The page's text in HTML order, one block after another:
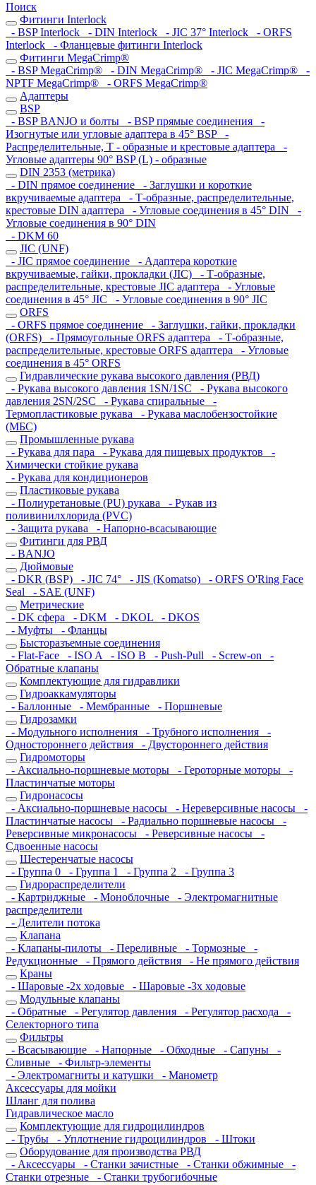
Поиск
Фитинги Interlock
- BSP Interlock
- DIN Interlock - JIC 37° Interlock
- ORFS
Interlock
- Фланцевые фитинги Interlock
Фитинги MegaCrimp®
- BSP MegaCrimp®
- DIN MegaCrimp® - JIC MegaCrimp®
-
NPTF MegaCrimp®
- ORFS MegaCrimp®
Адаптеры
BSP
- BSP BANJO и болты
- BSP прямые соединения
-
Изогнутые или угловые адаптера в 45° BSP
-
Распределительные, Т - образные и крестовые адаптера
-
Угловые адаптеры 90° BSP (L) - образные
DIN 2353 (метрика)
- DIN прямое соединение
- Заглушки и короткие
вкручиваемые адаптера
- Т-образные, распределительные,
крестовые DIN адаптера
- Угловые соединения в 45° DIN
-
Угловые соединения в 90° DIN
- DKM 60
JIC (UNF)
- JIC прямое соединение
- Адаптера короткие
вкручиваемые, гайки, прокладки (JIC)
- Т-образные,
распределительные, крестовые JIC адаптера
- Угловые
соединения в 45° JIC
- Угловые соединения в 90° JIC
ORFS
- ORFS прямое соединение
- Заглушки, гайки, прокладки
(ORFS)
- Прямоугольные ORFS адаптера
- Т-образные,
распределительные, крестовые ORFS адаптера
- Угловые
соединения в 45° ORFS
Гидравлические рукава высокого давления (РВД)
- Рукава высокого давления 1SN/1SC
- Рукава высокого
давления 2SN/2SC
- Рукава спиральные
-
Термопластиковые рукава
- Рукава маслобензостойкие
(МБС)
Промышленные рукава
- Рукава для пара
- Рукава для пищевых продуктов
-
Химически стойкие рукава
- Рукава для кондиционеров
Пластиковые рукава
- Полиуретановые (PU) рукава
- Рукав из
поливинилхлорида (PVC)
- Защита рукава
- Напорно-всасывающие
Фитинги для РВД
- BANJO
Дюймовые
- DKR (BSP)
- JIC 74° - JIS (Komatso)
- ORFS O'Ring Face
Seal
- SAE (UNF)
Метрические
- DK сфера
- DKM - DKOL
- DKOS
- Муфты
- Фланцы
Бысторазъемные соединения
- Flat-Face
- ISO A - ISO B - Push-Pull - Screw-on
-
Обратные клапаны
Комплектующие для гидравлики
Гидроаккамуляторы
- Баллонные
- Мембранные
- Поршневые
Гидрозамки
- Модульного исполнения
- Трубного исполнения
-
Одностороннего действия
- Двустороннего действия
Гидромоторы
- Аксиально-поршневые моторы
- Героторные моторы
-
Пластинчатые моторы
Гидронасосы
- Аксиально-поршневые насосы
- Нереверсивные насосы
-
Пластинчатые насосы
- Радиально поршневые насосы
-
Реверсивные микронасосы
- Реверсивные насосы
-
Сдвоенные насосы
Шестеренчатые насосы
- Группа 0
- Группа 1 - Группа 2
- Группа 3
Гидрораспределители
- Картриджные
- Моноблочные
- Электромагнитные
распределители
- Делители потока
Клапана
- Клапаны-пилоты
- Переливные - Тормозные
-
Редукционные
- Прямого действия
- Не прямого действия
Краны
- Шаровые -2х ходовые
- Шаровые -3х ходовые
Модульные клапаны
- Обратные
- Регулятор давления - Регулятор расхода
-
Селекторного типа
Фильтры
- Всасывающие
- Напорные - Обходные - Сапуны
-
Сливные
- Фильтр-элементы
- Электромагниты и катушки
- Манометр
Аксессуары для мойки
Шланг для полива
Гидравлическое масло
Комплектующие для гидроцилиндров
- Трубы
- Уплотнение гидроцилиндров
- Штоки
Оборудование для производства РВД
- Аксессуары
- Станки зачистные - Станки обжимные
-
Станки отрезные
- Станки трубогибочные